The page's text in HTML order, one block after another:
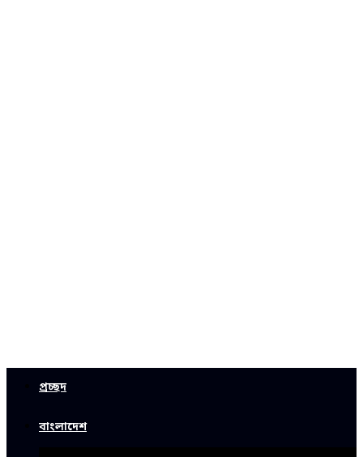
প্রচ্ছদ
বাংলাদেশ